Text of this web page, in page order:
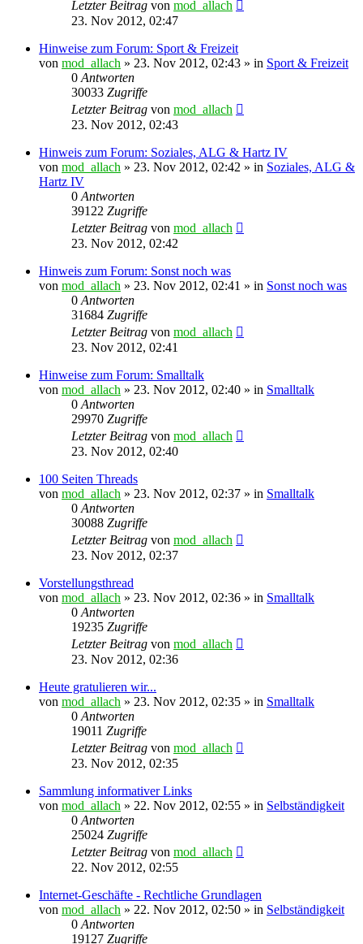
Letzter Beitrag von mod_allach
23. Nov 2012, 02:47
Hinweise zum Forum: Sport & Freizeit
von mod_allach » 23. Nov 2012, 02:43 » in Sport & Freizeit
0Antworten
30033 Zugriffe
Letzter Beitrag von mod_allach
23. Nov 2012, 02:43
Hinweis zum Forum: Soziales, ALG & Hartz IV
von mod_allach » 23. Nov 2012, 02:42 » in Soziales, ALG &
Hartz IV
0Antworten
39122 Zugriffe
Letzter Beitrag von mod_allach
23. Nov 2012, 02:42
Hinweis zum Forum: Sonst noch was
von mod_allach » 23. Nov 2012, 02:41 » in Sonst noch was
0Antworten
31684 Zugriffe
Letzter Beitrag von mod_allach
23. Nov 2012, 02:41
Hinweise zum Forum: Smalltalk
von mod_allach » 23. Nov 2012, 02:40 » in Smalltalk
0Antworten
29970 Zugriffe
Letzter Beitrag von mod_allach
23. Nov 2012, 02:40
100 Seiten Threads
von mod_allach » 23. Nov 2012, 02:37 » in Smalltalk
0Antworten
30088 Zugriffe
Letzter Beitrag von mod_allach
23. Nov 2012, 02:37
Vorstellungsthread
von mod_allach » 23. Nov 2012, 02:36 » in Smalltalk
0Antworten
19235 Zugriffe
Letzter Beitrag von mod_allach
23. Nov 2012, 02:36
Heute gratulieren wir...
von mod_allach » 23. Nov 2012, 02:35 » in Smalltalk
0Antworten
19011 Zugriffe
Letzter Beitrag von mod_allach
23. Nov 2012, 02:35
Sammlung informativer Links
von mod_allach » 22. Nov 2012, 02:55 » in Selbständigkeit
0Antworten
25024 Zugriffe
Letzter Beitrag von mod_allach
22. Nov 2012, 02:55
Internet-Geschäfte - Rechtliche Grundlagen
von mod_allach » 22. Nov 2012, 02:50 » in Selbständigkeit
0Antworten
19127 Zugriffe